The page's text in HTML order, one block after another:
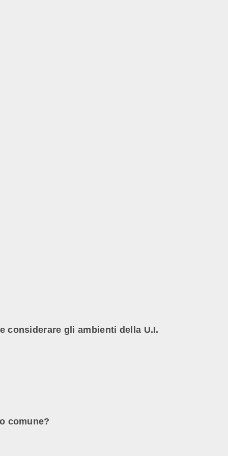
considerare gli ambienti della U.I.
comune?